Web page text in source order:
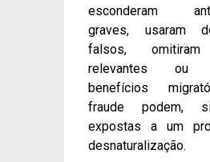
esconderam
graves, usaram
falsos, omitiram
relevantes ou
benefícios
fraude podem,
expostas a um
desnaturalização.